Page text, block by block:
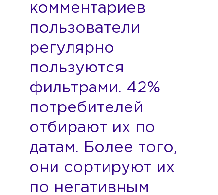
комментариев
пользователи
регулярно
пользуются
фильтрами. 42%
потребителей
отбирают их по
датам. Более того,
они сортируют их
по негативным